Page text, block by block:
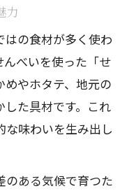
力
の食材が多く使わ
べいを使った「せ
やホタテ、地元の
した具材です。これ
な味わいを生み出し
のある気候で育つた